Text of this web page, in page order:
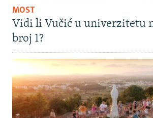
MOST
Vidi li Vučić u univerzitetu
broj 1?